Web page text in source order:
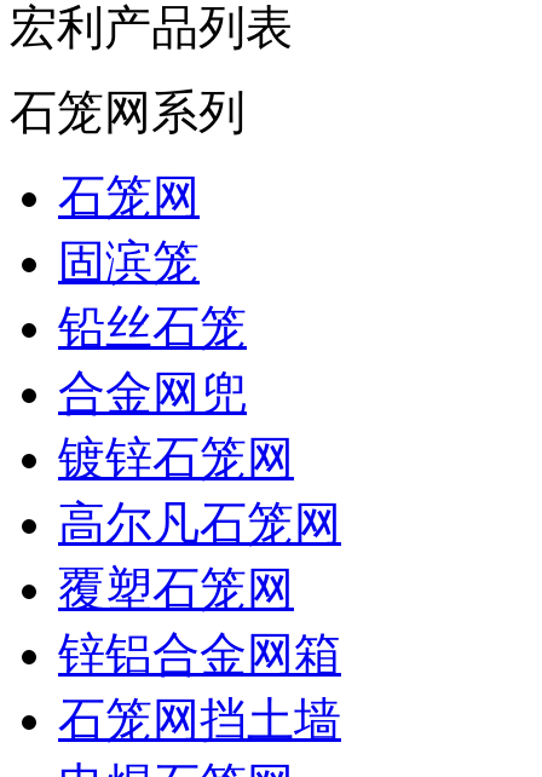
宏利产品列表
石笼网系列
石笼网
固滨笼
铅丝石笼
合金网兜
镀锌石笼网
高尔凡石笼网
覆塑石笼网
锌铝合金网箱
石笼网挡土墙